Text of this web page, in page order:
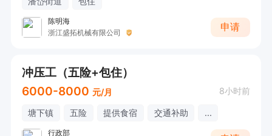
陈明海
浙江盛拓机械有限公司
申请
冲压工（五险+包住）
6000-8000 元/月 8小时前
塘下镇 五险 提供食宿 交通补助 ...
行政部